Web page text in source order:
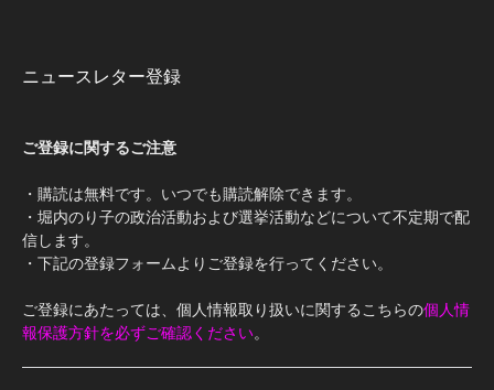
ニュースレター登録
ご登録に関するご注意
・購読は無料です。いつでも購読解除できます。
・堀内のり子の政治活動および選挙活動などについて不定期で配
信します。
・下記の登録フォームよりご登録を行ってください。
ご登録にあたっては、個人情報取り扱いに関するこちらの個人情
報保護方針を必ずご確認ください。